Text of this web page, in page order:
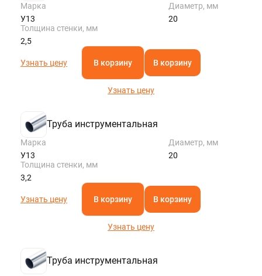
Марка
У13
Диаметр, мм
20
Толщина стенки, мм
2,5
Узнать цену В корзину В корзину
Узнать цену
Труба инструментальная
Марка
У13
Диаметр, мм
20
Толщина стенки, мм
3,2
Узнать цену В корзину В корзину
Узнать цену
Труба инструментальная